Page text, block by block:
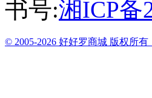
书号:湘ICP备
© 2005-2026 好好罗商城 版权所有